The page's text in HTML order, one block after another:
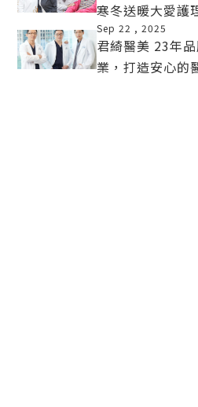
寒冬送暖大愛護
MORE
Sep 22 , 2025
君綺醫美 23年
業，打造安心的